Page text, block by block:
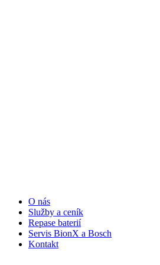
O nás
Služby a ceník
Repase baterií
Servis BionX a Bosch
Kontakt